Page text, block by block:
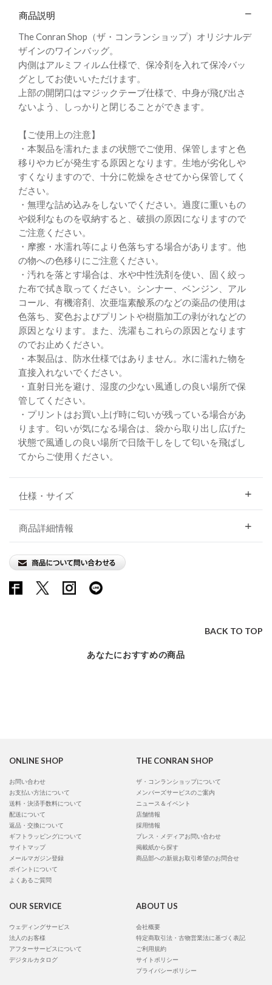
商品説明
The Conran Shop（ザ・コンランショップ）オリジナルデ
ザインのワインバッグ。
内側はアルミフィルム仕様で、保冷剤を入れて保冷バッ
グとしてお使いいただけます。
上部の開閉口はマジックテープ仕様で、中身が飛び出さ
ないよう、しっかりと閉じることができます。
【ご使用上の注意】
・本製品を濡れたままの状態でご使用、保管しますと色
移りやカビが発生する原因となります。生地が劣化しや
すくなりますので、十分に乾燥をさせてから保管してく
ださい。
・無理な詰め込みをしないでください。過度に重いもの
や鋭利なものを収納すると、破損の原因になりますので
ご注意ください。
・摩擦・水濡れ等により色落ちする場合があります。他
の物への色移りにご注意ください。
・汚れを落とす場合は、水や中性洗剤を使い、固く絞っ
た布で拭き取ってください。シンナー、ベンジン、アル
コール、有機溶剤、次亜塩素酸系のなどの薬品の使用は
色落ち、変色およびプリントや樹脂加工の剥がれなどの
原因となります。また、洗濯もこれらの原因となります
のでお止めください。
・本製品は、防水仕様ではありません。水に濡れた物を
直接入れないでください。
・直射日光を避け、湿度の少ない風通しの良い場所で保
管してください。
・プリントはお買い上げ時に匂いが残っている場合があ
ります。匂いが気になる場合は、袋から取り出し広げた
状態で風通しの良い場所で日陰干しをして匂いを飛ばし
てからご使用ください。
仕様・サイズ
商品詳細情報
BACK TO TOP
あなたにおすすめの商品
ONLINE SHOP
お問い合わせ
お支払い方法について
送料・決済手数料について
配送について
返品・交換について
ギフトラッピングについて
サイトマップ
メールマガジン登録
ポイントについて
よくあるご質問
THE CONRAN SHOP
ザ・コンランショップについて
メンバーズサービスのご案内
ニュース＆イベント
店舗情報
採用情報
プレス・メディアお問い合わせ
掲載紙から探す
商品部への新規お取引希望のお問合せ
OUR SERVICE
ウェディングサービス
法人のお客様
アフターサービスについて
デジタルカタログ
ABOUT US
会社概要
特定商取引法・古物営業法に基づく表記
ご利用規約
サイトポリシー
プライバシーポリシー